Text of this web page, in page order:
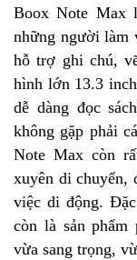
Boox Note Max
những người làm
hỗ trợ ghi chú,
hình lớn 13.3
dễ dàng đọc
không gặp phải
Note Max còn
xuyên di chuyển,
việc di động.
còn là sản phẩm
vừa sang trọng,